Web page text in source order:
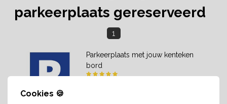
Cookies 🍪
parkeerplaats gereserveerd
1
Parkeerplaats met jouw kenteken
bord